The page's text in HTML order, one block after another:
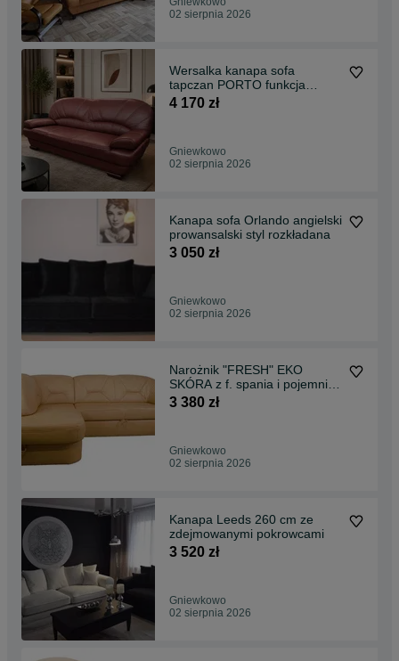
02 sierpnia 2026
Wersalka kanapa sofa
tapczan PORTO funkcja
rozkładana prawdziwa skóra
4 170 zł
Gniewkowo
02 sierpnia 2026
Kanapa sofa Orlando angielski
prowansalski styl rozkładana
3 050 zł
Gniewkowo
02 sierpnia 2026
Narożnik "FRESH" EKO
SKÓRA z f. spania i pojemnik
na pościel.
3 380 zł
Gniewkowo
02 sierpnia 2026
Kanapa Leeds 260 cm ze
zdejmowanymi pokrowcami
3 520 zł
Gniewkowo
02 sierpnia 2026